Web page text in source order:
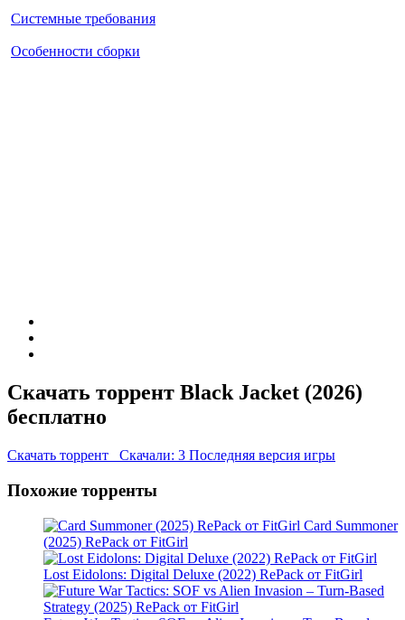
Системные требования
Особенности сборки
Скачать торрент Black Jacket (2026)
бесплатно
Скачать торрент Скачали: 3 Последняя версия игры
Похожие торренты
Card Summoner
(2025) RePack от FitGirl
Lost Eidolons: Digital Deluxe (2022) RePack от FitGirl